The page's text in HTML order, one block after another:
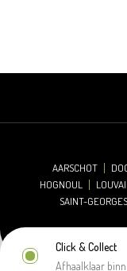
Click & Collect
Afhaalklaar
AARSCHOT
HOGNOUL
SAINT-